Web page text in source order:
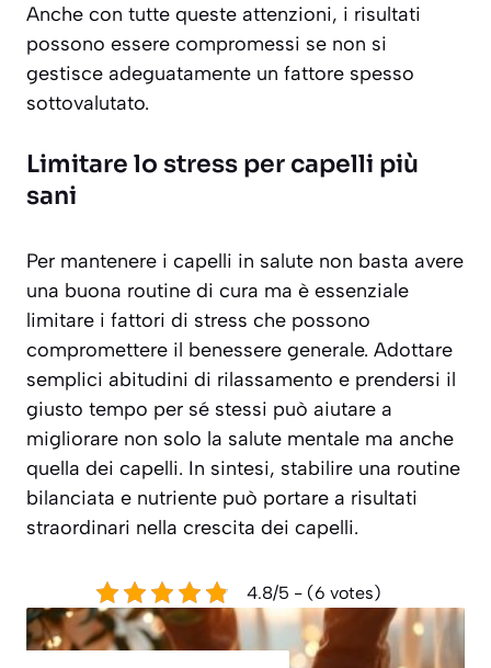
Anche con tutte queste attenzioni, i risultati
possono essere compromessi se non si
gestisce adeguatamente un fattore spesso
sottovalutato.
Limitare lo stress per capelli più
sani
Per mantenere i capelli in salute non basta avere
una buona routine di cura ma è essenziale
limitare i fattori di stress che possono
compromettere il benessere generale. Adottare
semplici abitudini di rilassamento e prendersi il
giusto tempo per sé stessi può aiutare a
migliorare non solo la salute mentale ma anche
quella dei capelli. In sintesi, stabilire una routine
bilanciata e nutriente può portare a risultati
straordinari nella crescita dei capelli.
4.8/5 - (6 votes)